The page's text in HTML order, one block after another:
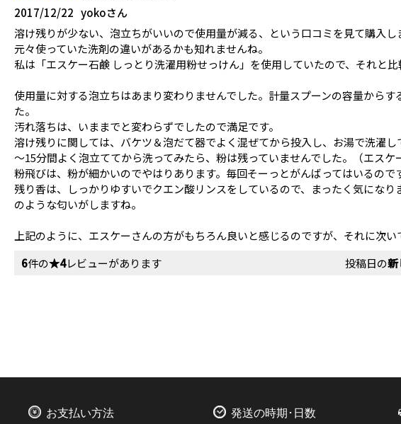
yokoさん
2017/12/22
溶け残りが少ない、泡立ちがいいので使用量が減る、という口コミを見て購入し
元々使っていた洗剤の違いがあるかも知れませんね。
私は「エスケー石鹸 しっとり洗濯用粉せっけん」を使用していたので、それと比
使用量に対する泡立ちはあまり変わりませんでした。計量スプーンの容量から
た。
汚れ落ちは、いままでと変わらずでしたので満足です。
溶け残りに関しては、バケツ＆泡だて器でよく混ぜてから投入し、お湯で洗濯
～15分間よく泡立ててから洗ってみたら、粉は残っていませんでした。（エス
粉飛びは、粉が細かいのでやはりあります。毎回そーっとがんばってはいるの
残り香は、しっかりゆすいでクエン酸リンスをしているので、まったく気にな
のような匂いがしますね。
上記のように、エスケーさんの方がもちろん良いと感じるのですが、それに次い
6件の★4レビューがあります 投稿日の新
お支払い方法 発送の時期･日数